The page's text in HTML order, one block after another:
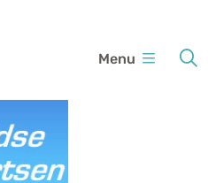
Menu